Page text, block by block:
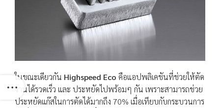
ในขณะเดียวกัน Highspeed Eco คือแอปพลิเคชันที่ช่วยให้ตัด
งานได้รวดเร็ว และ ประหยัดไปพร้อมๆ กัน เพราะสามารถช่วย
ประหยัดแก๊สในการตัดได้มากถึง 70% เมื่อเทียบกับกระบวนการ